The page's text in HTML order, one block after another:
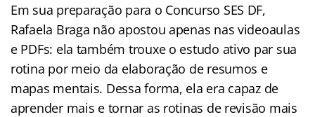
Em sua preparação para o Concurso SES DF,
Rafaela Braga não apostou apenas nas videoaulas
e PDFs: ela também trouxe o estudo ativo par sua
rotina por meio da elaboração de resumos e
mapas mentais. Dessa forma, ela era capaz de
aprender mais e tornar as rotinas de revisão mais